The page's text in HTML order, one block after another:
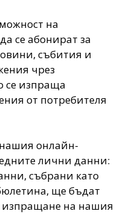
на
се абонират за
събития и
чрез
се изпраща
от потребителя
нашия онлайн-
лични данни:
събрани като
ще бъдат
изпращане на нашия